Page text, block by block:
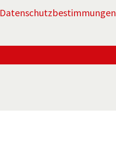
Datenschutzbestimmungen